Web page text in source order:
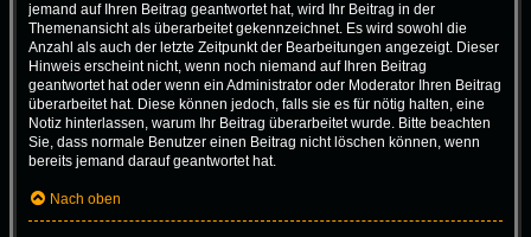
jemand auf Ihren Beitrag geantwortet hat, wird Ihr Beitrag in der
Themenansicht als überarbeitet gekennzeichnet. Es wird sowohl die
Anzahl als auch der letzte Zeitpunkt der Bearbeitungen angezeigt. Dieser
Hinweis erscheint nicht, wenn noch niemand auf Ihren Beitrag
geantwortet hat oder wenn ein Administrator oder Moderator Ihren Beitrag
überarbeitet hat. Diese können jedoch, falls sie es für nötig halten, eine
Notiz hinterlassen, warum Ihr Beitrag überarbeitet wurde. Bitte beachten
Sie, dass normale Benutzer einen Beitrag nicht löschen können, wenn
bereits jemand darauf geantwortet hat.
Nach oben